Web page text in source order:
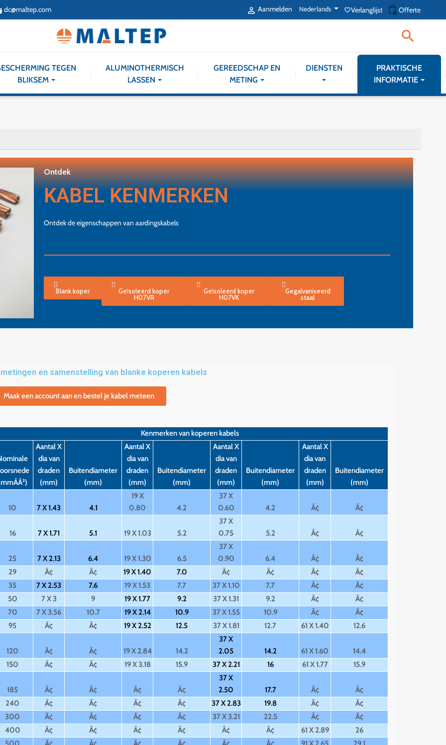
dc@maltep.com  Aanmelden Nederlands favorite_borderVerlanglijst shopping_cart Offerte

TEGEN
BLIKSEM
ALUMINOTHERMISCH
LASSEN
GEREEDSCHAP EN
METING
DIENSTEN
PRAKTISCHE
INFORMATIE
Ontdek
KABEL KENMERKEN
Ontdek de eigenschappen van aardingskabels
Blank koper
Geïsoleerd koper
H07VR
Geïsoleerd koper
H07VK
Gegalvaniseerd
staal
en samenstelling van blanke koperen kabels
Maak een account aan en bestel je kabel meteen
Kenmerken van koperen kabels
Aantal X
dia van
draden
(mm)
Buitendiameter
(mm)
Aantal X
dia van
draden
(mm)
Buitendiameter
(mm)
Aantal X
dia van
draden
(mm)
Buitendiameter
(mm)
Aantal X
dia van
draden
(mm)
Buitendiameter
(mm)
10 7 X 1.43 4.1
19 X
0.80
4.2
37 X
0.60
4.2 Ã¢ Ã¢
16 7 X 1.71 5.1 19 X 1.03 5.2
37 X
0.75
5.2 Ã¢ Ã¢
25 7 X 2.13 6.4 19 X 1.30 6.5
37 X
0.90
6.4 Ã¢
Ã¢
29
Ã¢ Ã¢ 19 X 1.40 7.0 Ã¢ Ã¢ Ã¢
Ã¢
35
7 X 2.53 7.6 19 X 1.53 7.7 37 X 1.10 7.7 Ã¢
Ã¢
50
7 X 3 9 19 X 1.77 9.2 37 X 1.31 9.2 Ã¢
Ã¢
70
7 X 3.56 10.7 19 X 2.14 10.9 37 X 1.55 10.9 Ã¢
Ã¢
95
Ã¢ Ã¢ 19 X 2.52 12.5 37 X 1.81 12.7 61 X 1.40 12.6
120 Ã¢ Ã¢ 19 X 2.84 14.2
37 X
2.05
14.2 61 X 1.60
14.4
150
Ã¢ Ã¢ 19 X 3.18 15.9 37 X 2.21 16 61 X 1.77 15.9
185 Ã¢ Ã¢ Ã¢ Ã¢
37 X
2.50
17.7 Ã¢
Ã¢
240
Ã¢ Ã¢ Ã¢ Ã¢ 37 X 2.83 19.8 Ã¢
Ã¢
300
Ã¢ Ã¢ Ã¢ Ã¢ 37 X 3.21 22.5 Ã¢
Ã¢
400
Ã¢ Ã¢ Ã¢ Ã¢ Ã¢ Ã¢ 61 X 2.89
26